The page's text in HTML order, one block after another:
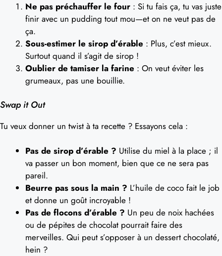
Ne pas préchauffer le four : Si tu fais ça, tu vas juste
finir avec un pudding tout mou—et on ne veut pas de
ça.
Sous-estimer le sirop d’érable : Plus, c’est mieux.
Surtout quand il s’agit de sirop !
Oublier de tamiser la farine : On veut éviter les
grumeaux, pas une bouillie.
Swap it Out
Tu veux donner un twist à ta recette ? Essayons cela :
Pas de sirop d’érable ? Utilise du miel à la place ; il
va passer un bon moment, bien que ce ne sera pas
pareil.
Beurre pas sous la main ? L’huile de coco fait le job
et donne un goût incroyable !
Pas de flocons d’érable ? Un peu de noix hachées
ou de pépites de chocolat pourrait faire des
merveilles. Qui peut s’opposer à un dessert chocolaté,
hein ?